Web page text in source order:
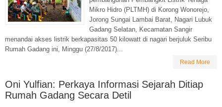
Mikro Hidro (PLTMH) di Korong Wonorejo,
Jorong Sungai Lambai Barat, Nagari Lubuk
Gadang Selatan, Kecamatan Sangir
menandai akses listrik berkapasitas 50 kilowatt di nagari berjuluk Seribu
Rumah Gadang ini, Minggu (27/8/2017)...
Read More
Oni Yulfian: Perkaya Informasi Sejarah Ditiap
Rumah Gadang Secara Detil